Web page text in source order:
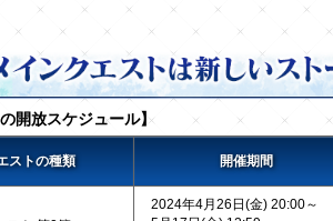
開放スケジュール】
ストの種類 開催期間
2024年4月26日(金) 20:00～